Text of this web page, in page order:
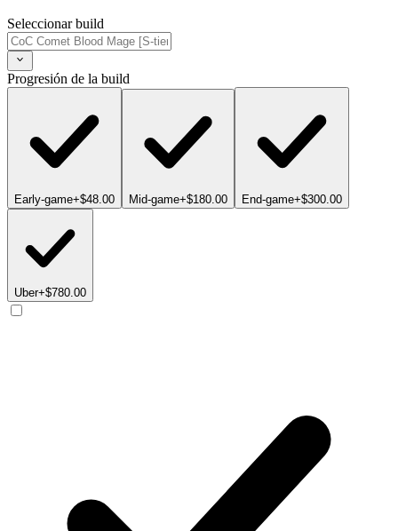
Seleccionar build
Progresión de la build
Early-game+$48.00 Mid-game+$180.00 End-game+$300.00
Uber+$780.00